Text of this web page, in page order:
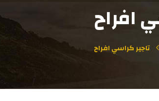
افراح
تاجير كراسي افراح